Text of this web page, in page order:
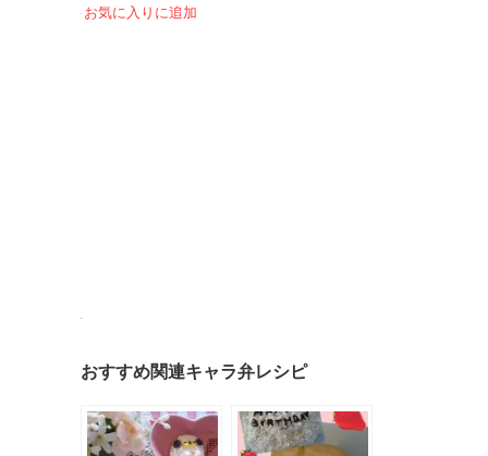
お気に入りに追加
おすすめ関連キャラ弁レシピ